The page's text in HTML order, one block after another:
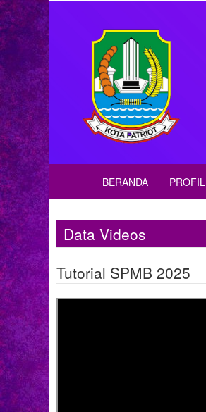
BERANDA PROFIL
Data Videos
Tutorial SPMB 2025